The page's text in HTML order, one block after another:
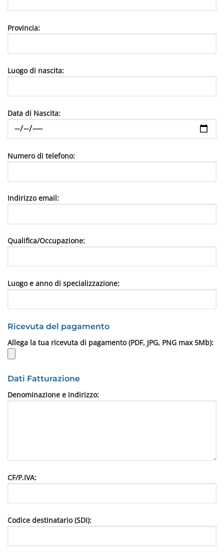
Provincia:
Luogo di nascita:
Data di Nascita:
Numero di telefono:
Indirizzo email:
Qualifica/Occupazione:
Luogo e anno di specializzazione:
Ricevuta del pagamento
Allega la tua ricevuta di pagamento (PDF, JPG, PNG max 5Mb):
Dati Fatturazione
Denominazione e indirizzo:
CF/P.IVA:
Codice destinatario (SDI):